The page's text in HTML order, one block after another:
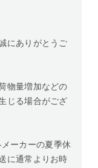
にありがとうご
物量増加などの
じる場合がござ
ーカーの夏季休
に通常よりお時